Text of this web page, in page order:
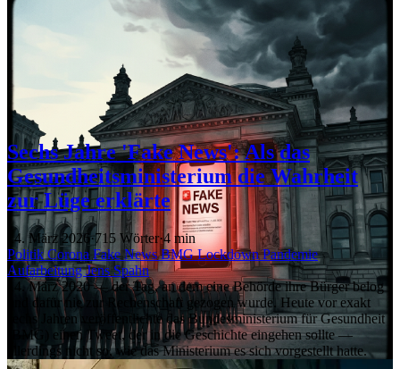
Sechs Jahre 'Fake News': Als das
Gesundheitsministerium die Wahrheit
zur Lüge erklärte
14. März 2026·715 Wörter·4 min
PolitikCorona Fake NewsBMGLockdownPandemie
AufarbeitungJens Spahn
14. März 2020 — der Tag, an dem eine Behörde ihre Bürger belog
und dafür nie zur Rechenschaft gezogen wurde. Heute vor exakt
sechs Jahren veröffentlichte das Bundesministerium für Gesundheit
(BMG) einen Tweet, der in die Geschichte eingehen sollte —
allerdings nicht so, wie das Ministerium es sich vorgestellt hatte.